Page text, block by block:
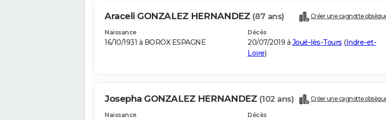
Araceli GONZALEZ HERNANDEZ (87 ans) Créer une cagnotte
Naissance
16/10/1931 à BOROX ESPAGNE
Décès
20/07/2019 à Joué-lès-Tours (Indre-et-
Loire)
Josepha GONZALEZ HERNANDEZ (102 ans) Créer une cagnotte
Naissance Décès